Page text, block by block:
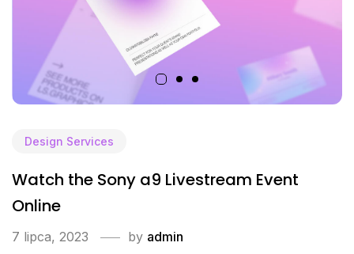
Design Services
Watch the Sony a9 Livestream Event
Online
7 lipca, 2023 by admin